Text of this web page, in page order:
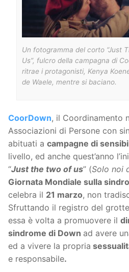
Un fotogramma del corto “Just
Us”, fulcro della campagna di
ritrae i protagonisti, Kenya
de Waele, mentre si baciano.
CoorDown, il Coordinamento
Associazioni di Persone con
abituati a campagne di
livello, ed anche quest’anno
“Just the two of us” (Solo noi
Giornata Mondiale sulla
celebra il 21 marzo, non
Sfruttando il registro del
essa è volta a promuovere il
sindrome di Down ad avere
ed a vivere la propria
e responsabile.